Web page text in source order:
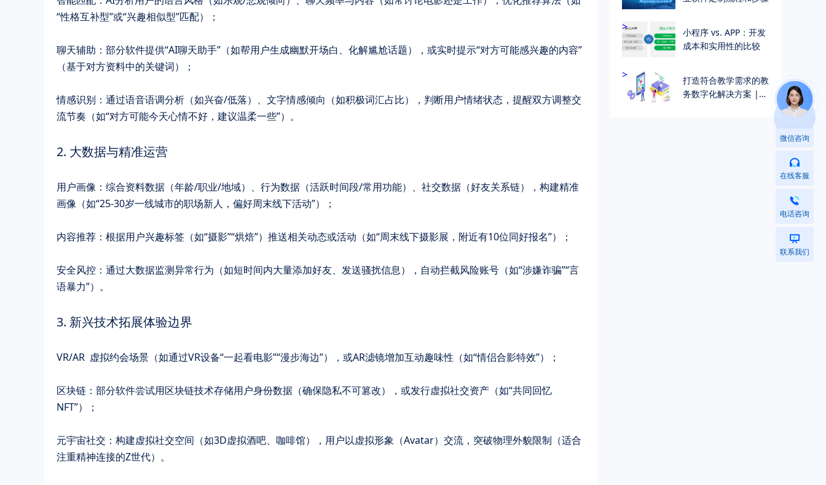
“性格互补型”或“兴趣相似型”匹配）；
​​聊天辅助​​：部分软件提供“AI聊天助手”（如帮用户生成幽默开场白、化解尴尬话题），或实时提示“对方可能感兴趣的内容”
（基于对方资料中的关键词）；
​​情感识别​​：通过语音语调分析（如兴奋/低落）、文字情感倾向（如积极词汇占比），判断用户情绪状态，提醒双方调整交
流节奏（如“对方可能今天心情不好，建议温柔一些”）。
2. ​​大数据与精准运营​​
​​用户画像​​：综合资料数据（年龄/职业/地域）、行为数据（活跃时间段/常用功能）、社交数据（好友关系链），构建精准
画像（如“25-30岁一线城市的职场新人，偏好周末线下活动”）；
​​内容推荐​​：根据用户兴趣标签（如“摄影”“烘焙”）推送相关动态或活动（如“周末线下摄影展，附近有10位同好报名”）；
​​安全风控​​：通过大数据监测异常行为（如短时间内大量添加好友、发送骚扰信息），自动拦截风险账号（如“涉嫌诈骗”“言
语暴力”）。
3. ​​新兴技术拓展体验边界​​
​​VR/AR​  虚拟约会场景（如通过VR设备“一起看电影”“漫步海边”），或AR滤镜增加互动趣味性（如“情侣合影特效”）；
​​区块链​​：部分软件尝试用区块链技术存储用户身份数据（确保隐私不可篡改），或发行虚拟社交资产（如“共同回忆
NFT”）；
​​元宇宙社交​​：构建虚拟社交空间（如3D虚拟酒吧、咖啡馆），用户以虚拟形象（Avatar）交流，突破物理外貌限制（适合
注重精神连接的Z世代）。
>
小程序 vs. APP：开发
成本和实用性的比较
>
打造符合教学需求的教
务数字化解决方案 |
微信咨询
在线客服
电话咨询
联系我们